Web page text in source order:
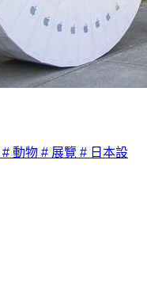
# 動物 # 展覽 # 日本設